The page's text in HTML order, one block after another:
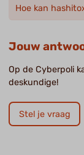
Hoe kan
Jouw
Op de Cyberpoli
deskundige!
Stel je vraag